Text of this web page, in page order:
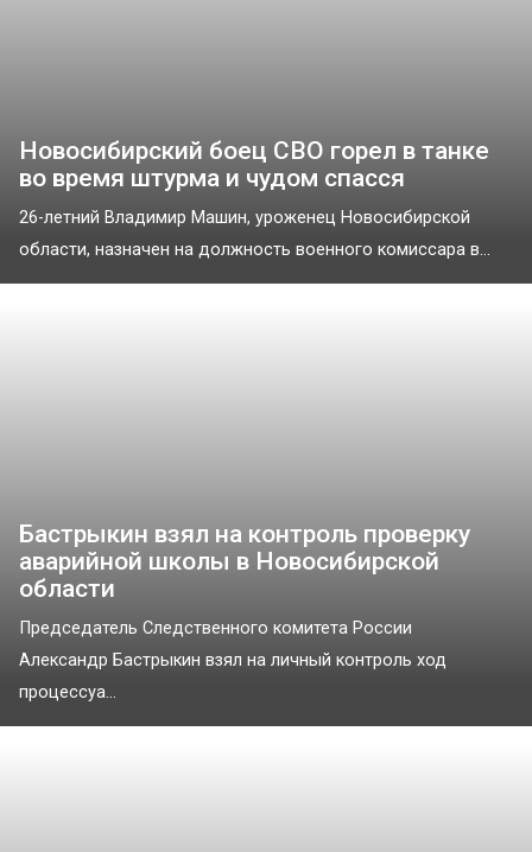
Новосибирский боец СВО горел в танке
во время штурма и чудом спасся
26-летний Владимир Машин, уроженец Новосибирской
области, назначен на должность военного комиссара в...
Бастрыкин взял на контроль проверку
аварийной школы в Новосибирской
области
Председатель Следственного комитета России
Александр Бастрыкин взял на личный контроль ход
процессуа...